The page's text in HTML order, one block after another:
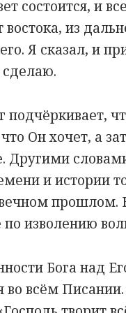
состоится, и
востока, из
Я сказал, и
подчёркивает,
Он хочет, а
Другими
и истории
прошлом.
изволению
Бога над
во всём